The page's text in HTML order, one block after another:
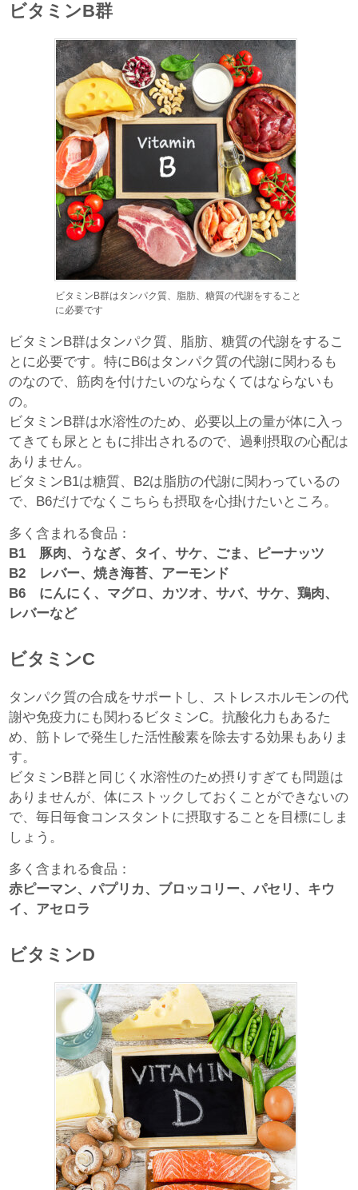
ビタミンB群
ビタミンB群はタンパク質、脂肪、糖質の代謝をすること
に必要です
ビタミンB群はタンパク質、脂肪、糖質の代謝をするこ
とに必要です。特にB6はタンパク質の代謝に関わるも
のなので、筋肉を付けたいのならなくてはならないも
の。
ビタミンB群は水溶性のため、必要以上の量が体に入っ
てきても尿とともに排出されるので、過剰摂取の心配は
ありません。
ビタミンB1は糖質、B2は脂肪の代謝に関わっているの
で、B6だけでなくこちらも摂取を心掛けたいところ。
多く含まれる食品：
B1 豚肉、うなぎ、タイ、サケ、ごま、ピーナッツ
B2 レバー、焼き海苔、アーモンド
B6 にんにく、マグロ、カツオ、サバ、サケ、鶏肉、
レバーなど
ビタミンC
タンパク質の合成をサポートし、ストレスホルモンの代
謝や免疫力にも関わるビタミンC。抗酸化力もあるた
め、筋トレで発生した活性酸素を除去する効果もありま
す。
ビタミンB群と同じく水溶性のため摂りすぎても問題は
ありませんが、体にストックしておくことができないの
で、毎日毎食コンスタントに摂取することを目標にしま
しょう。
多く含まれる食品：
赤ピーマン、パプリカ、ブロッコリー、パセリ、キウ
イ、アセロラ
ビタミンD